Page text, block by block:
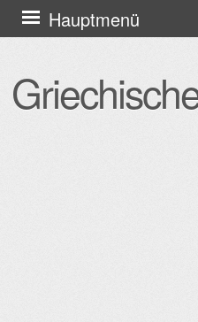
Hauptmenü
Zum
Inhalt